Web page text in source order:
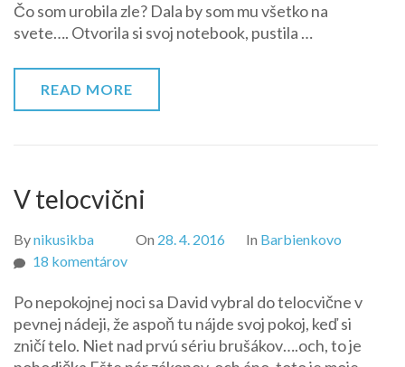
Čo som urobila zle? Dala by som mu všetko na
svete…. Otvorila si svoj notebook, pustila …
READ MORE
V telocvični
Bynikusikba On 28. 4. 2016 In Barbienkovo
18 komentárovna
telocvični
Po nepokojnej noci sa David vybral do telocvične v
pevnej nádeji, že aspoň tu nájde svoj pokoj, keď si
zničí telo. Niet nad prvú sériu brušákov….och, to je